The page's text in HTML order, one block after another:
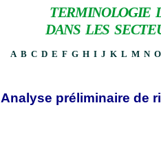
TERMINOLOGIE
DANS LES
A B C D E F G H I J K L M N
Analyse préliminaire de